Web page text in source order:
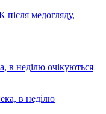
медогляду,
в неділю очікуються